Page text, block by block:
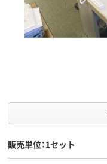
販売単位：1セット